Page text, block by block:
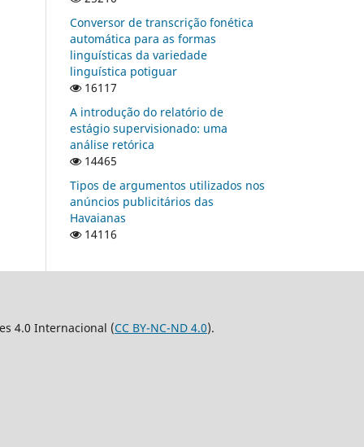
Conversor de transcrição fonética
automática para as formas
linguísticas da variedade
linguística potiguar
16117
A introdução do relatório de
estágio supervisionado: uma
análise retórica
14465
Tipos de argumentos utilizados nos
anúncios publicitários das
Havaianas
14116
4.0 Internacional (CC BY-NC-ND 4.0).